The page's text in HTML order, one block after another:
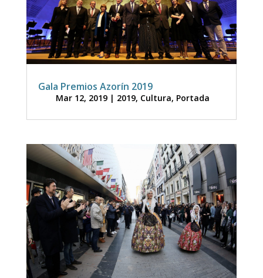
Gala Premios Azorín 2019
Mar 12, 2019| 2019, Cultura, Portada